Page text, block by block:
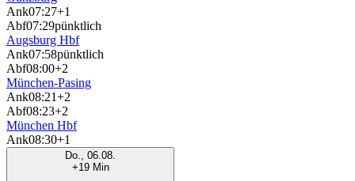
Ank07:27+1
Abf07:29pünktlich
Augsburg Hbf
Ank07:58pünktlich
Abf08:00+2
München-Pasing
Ank08:21+2
Abf08:23+2
München Hbf
Ank08:30+1
Do., 06.08.
+19 Min